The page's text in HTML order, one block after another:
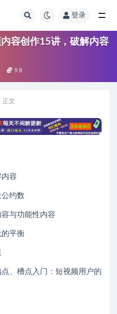
登录
容创作15讲，破解内容
9.8
正文
容
约数
与功能性内容
平衡
、槽点入门：短视频用户的